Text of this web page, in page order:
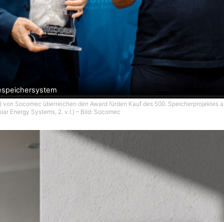
von Socomec überreichen den Award fürden Kauf des 500. Speicherprojektes
Energy Systems, 2. v.l.) – Bild: Socomec